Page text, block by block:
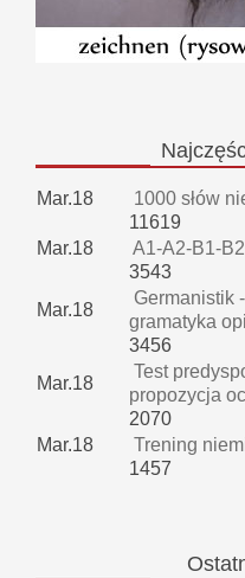
Mar.18
1000 słów
11619
Mar.18
A1-A2-B1-
3543
Mar.18
Germanistik
gramatyka
3456
Mar.18
Test
propozycja
2070
Mar.18
Trening
1457